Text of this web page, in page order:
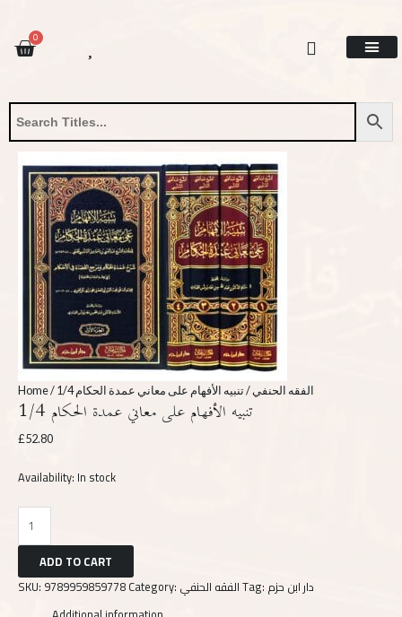
content0
CART
Home/ الفقه الحنفي/ تنبيه الأفهام على معاني عمدة الحكام 1/4
تنبيه الأفهام على معاني عمدة الحكام 1/4
£52.80
Availability: In stock
الأفهام
على
الحكام
1/4
quantity
ADD TO CART
SKU: 9789959859778Category: الفقه الحنفيTag: دار ابن حزم